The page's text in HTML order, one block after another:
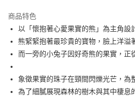
付款後萊爾富取貨
每筆NT$60
付款後7-11取貨
每筆NT$60
宅配
每筆NT$60，滿NT$1,000(含以上)免運
商品特色
以「懷抱著心愛果實的熊」為主角設
熊緊緊抱著最珍貴的寶物，臉上洋溢
而一旁的小兔子因好奇熊的果實，正
象徵果實的珠子在頸間閃爍光芒，為
為了細膩展現森林的樹木與其中棲息